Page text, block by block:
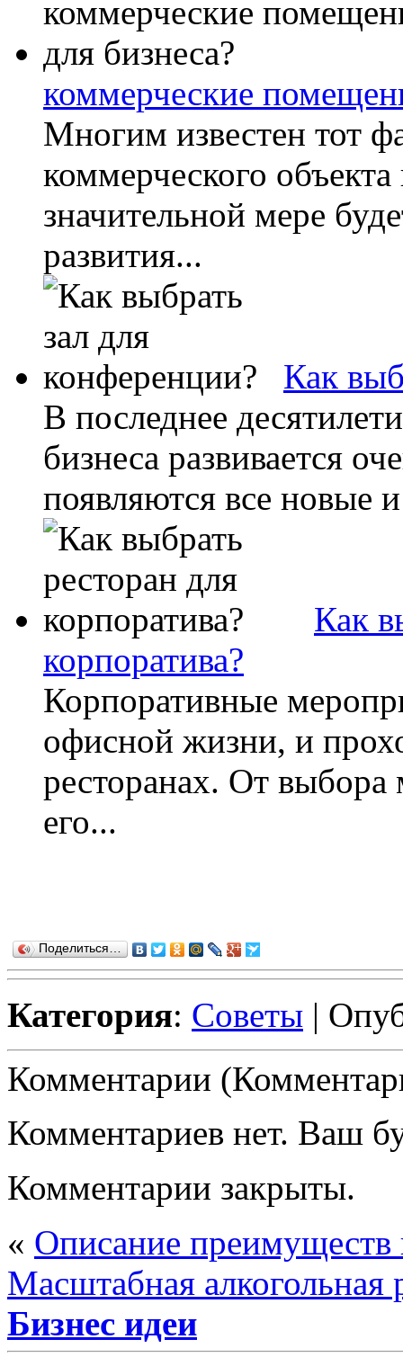
коммерческие
Многим известен тот
коммерческого
значительной мере
развития...
Как
В последнее
бизнеса развивается
появляются все новые
Как
корпоратива?
Корпоративные
офисной жизни, и
ресторанах. От выбора
его...
Поделиться…
Категория: Советы |
Комментарии
Комментариев нет. Ваш
Комментарии закрыты.
« Описание
Масштабная алкогольная
Бизнес идеи